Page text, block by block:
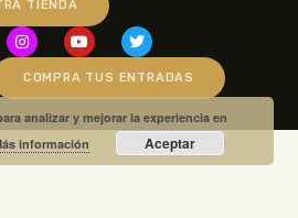
TIENDA
COMPRA TUS ENTRADAS
analizar y mejorar la experiencia en
información Aceptar